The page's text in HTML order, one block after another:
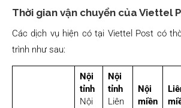
Thời gian vận chuyển của Viettel
Các dịch vụ hiện có tại Viettel Post có
trình như sau:
Nội
tỉnh
Nội
Nội
tỉnh
Liên
Nội
miền